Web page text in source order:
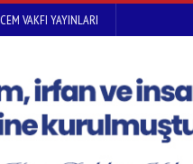
CEM VAKFI YAYINLARI